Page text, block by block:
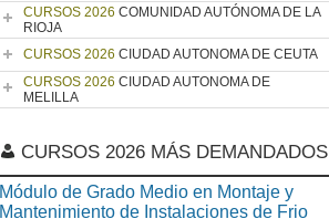
CURSOS 2026 COMUNIDAD AUTÓNOMA DE LA
RIOJA
CURSOS 2026 CIUDAD AUTONOMA DE CEUTA
CURSOS 2026 CIUDAD AUTONOMA DE
MELILLA
CURSOS 2026 MÁS DEMANDADOS
Módulo de Grado Medio en Montaje y
Mantenimiento de Instalaciones de Frio